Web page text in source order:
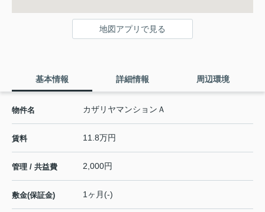
地図アプリで見る
基本情報 詳細情報 周辺環境
物件名 カザリヤマンションＡ
賃料 11.8万円
管理 / 共益費 2,000円
敷金(保証金) 1ヶ月(-)